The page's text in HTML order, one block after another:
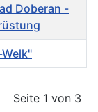
Doberan -
Seite 1 von 3